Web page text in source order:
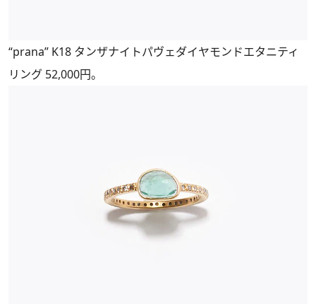
“prana” K18 タンザナイトパヴェダイヤモンドエタニティ
リング 52,000円。